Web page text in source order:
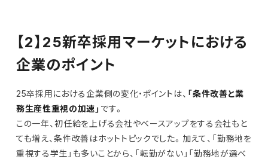
【2】25新卒採用マーケットにおける
企業のポイント
25卒採用における企業側の変化・ポイントは、 「条件改善と業
務生産性重視の加速」 です。
この一年、初任給を上げる会社やベースアップをする会社もと
ても増え、条件改善はホットトピックでした。加えて、「勤務地を
重視する学生」も多いことから、「転勤がない」「勤務地が選べ